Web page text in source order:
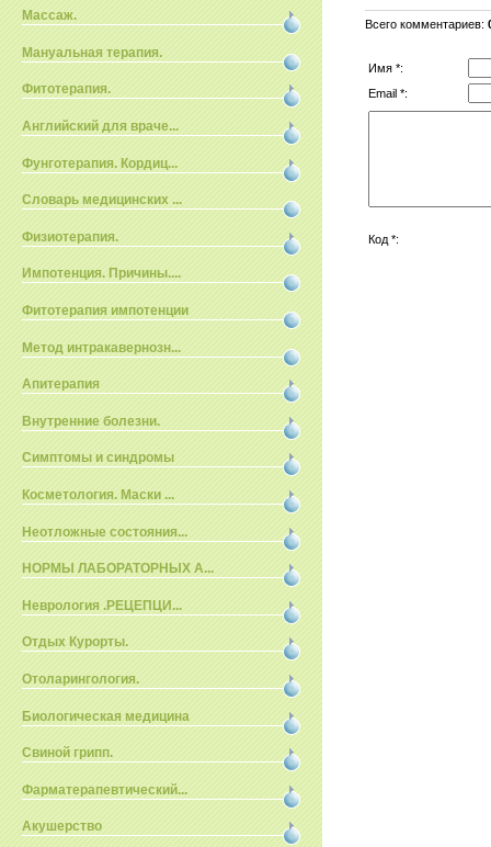
Массаж.
Мануальная терапия.
Фитотерапия.
Английский для враче...
Фунготерапия. Кордиц...
Словарь медицинских ...
Физиотерапия.
Импотенция. Причины....
Фитотерапия импотенции
Метод интракавернозн...
Апитерапия
Внутренние болезни.
Симптомы и синдромы
Косметология. Маски ...
Неотложные состояния...
НОРМЫ ЛАБОРАТОРНЫХ А...
Неврология .РЕЦЕПЦИ...
Отдых Курорты.
Отоларингология.
Биологическая медицина
Свиной грипп.
Фарматерапевтический...
Акушерство
Всего комментариев:
Имя *:
Email *:
Код *: